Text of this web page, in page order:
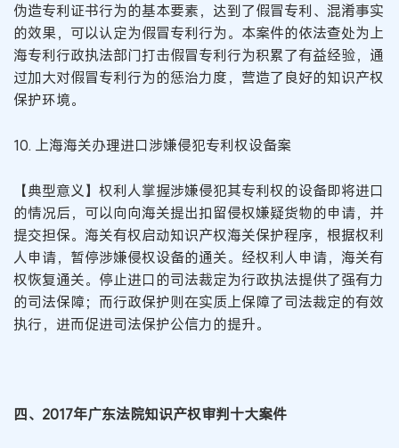
伪造专利证书行为的基本要素，达到了假冒专利、混淆事实
的效果，可以认定为假冒专利行为。本案件的依法查处为上
海专利行政执法部门打击假冒专利行为积累了有益经验，通
过加大对假冒专利行为的惩治力度，营造了良好的知识产权
保护环境。
10. 上海海关办理进口涉嫌侵犯专利权设备案
【典型意义】权利人掌握涉嫌侵犯其专利权的设备即将进口
的情况后，可以向向海关提出扣留侵权嫌疑货物的申请，并
提交担保。海关有权启动知识产权海关保护程序，根据权利
人申请，暂停涉嫌侵权设备的通关。经权利人申请，海关有
权恢复通关。停止进口的司法裁定为行政执法提供了强有力
的司法保障；而行政保护则在实质上保障了司法裁定的有效
执行，进而促进司法保护公信力的提升。
四、2017年广东法院知识产权审判十大案件